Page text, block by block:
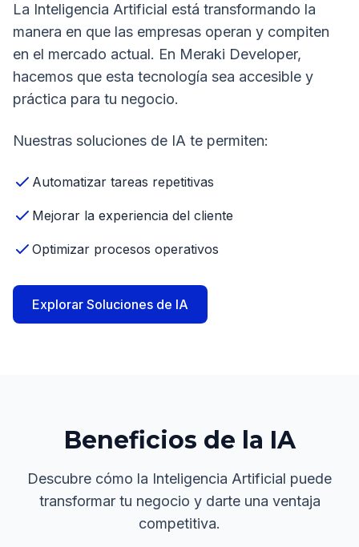
La Inteligencia Artificial está transformando la
manera en que las empresas operan y compiten
en el mercado actual. En Meraki Developer,
hacemos que esta tecnología sea accesible y
práctica para tu negocio.
Nuestras soluciones de IA te permiten:
Automatizar tareas repetitivas
Mejorar la experiencia del cliente
Optimizar procesos operativos
Explorar Soluciones de IA
Beneficios de la IA
Descubre cómo la Inteligencia Artificial puede
transformar tu negocio y darte una ventaja
competitiva.